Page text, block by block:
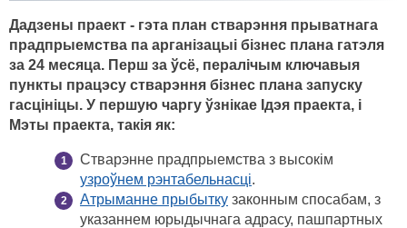
Дадзены праект - гэта план стварэння прыватнага
прадпрыемства па арганізацыі бізнес плана гатэля
за 24 месяца. Перш за ўсё, пералічым ключавыя
пункты працэсу стварэння бізнес плана запуску
гасцініцы. У першую чаргу ўзнікае Ідэя праекта, і
Мэты праекта, такія як:
Стварэнне прадпрыемства з высокім
узроўнем рэнтабельнасці.
Атрыманне прыбытку законным спосабам, з
указаннем юрыдычнага адрасу, пашпартных